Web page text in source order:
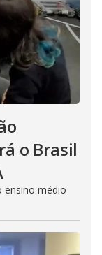
o Brasil
ensino médio